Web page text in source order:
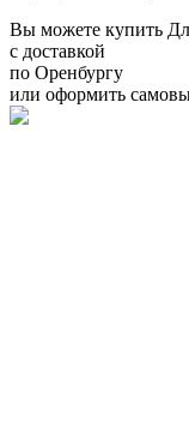
Вы можете купить
с доставкой
по Оренбургу
или оформить